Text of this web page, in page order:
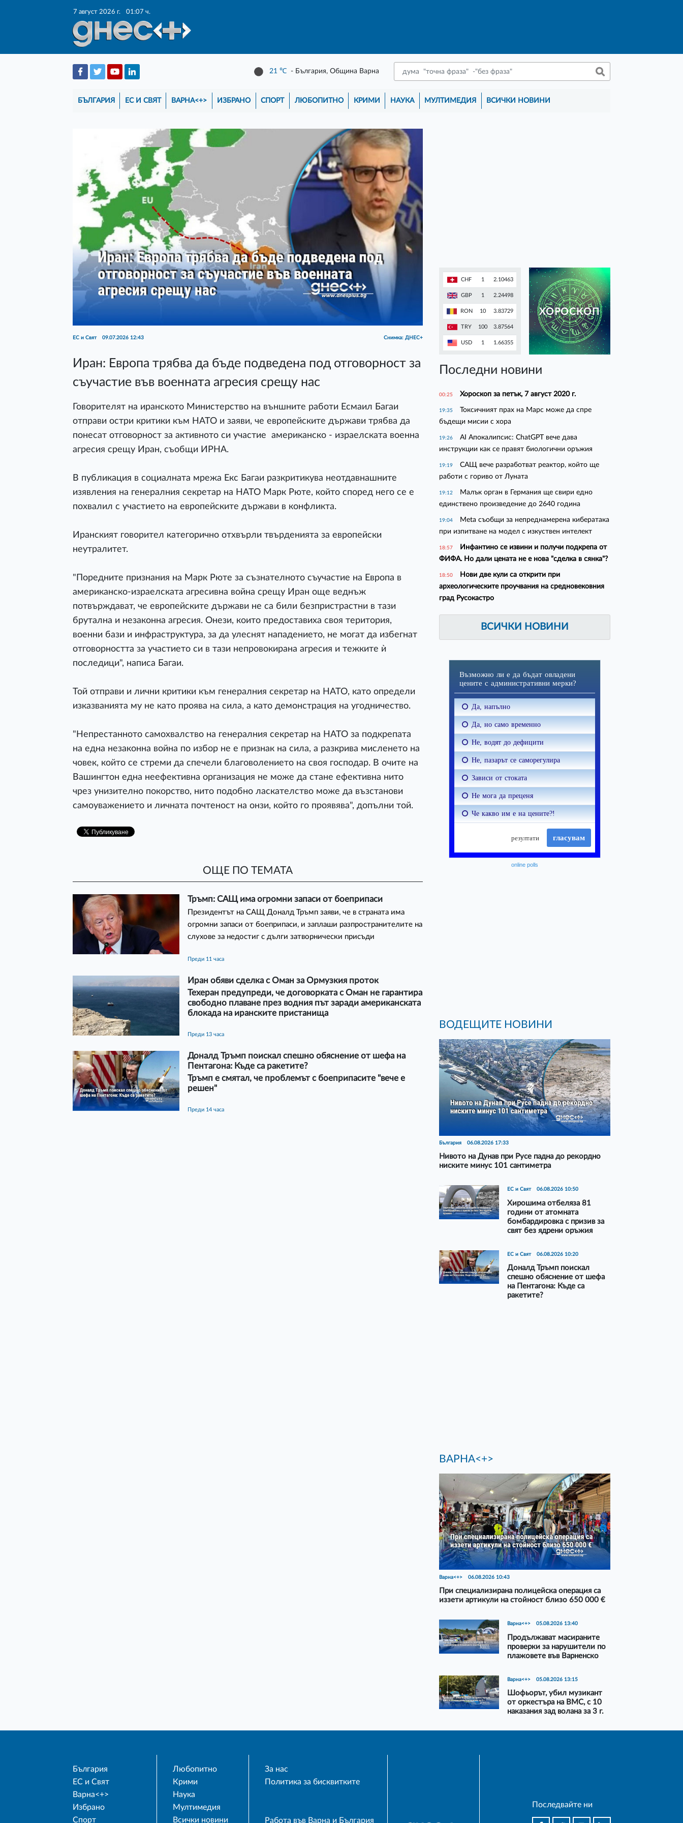
7 август 2026 г. 01:07 ч.
21 ℃ - България, Община Варна
БЪЛГАРИЯ ЕС И СВЯТ ВАРНА<+> ИЗБРАНО СПОРТ ЛЮБОПИТНО КРИМИ НАУКА МУЛТИМЕДИЯ ВСИЧКИ НОВИНИ
ЕС и Свят 09.07.2026 12:43 Снимка: ДНЕС+
Иран: Европа трябва да бъде подведена под отговорност за
съучастие във военната агресия срещу нас
Говорителят на иранското Министерство на външните работи Есмаил Багаи
отправи остри критики към НАТО и заяви, че европейските държави трябва да
понесат отговорност за активното си участие американско - израелската военна
агресия срещу Иран, съобщи ИРНА.
В публикация в социалната мрежа Екс Багаи разкритикува неотдавнашните
изявления на генералния секретар на НАТО Марк Рюте, който според него се е
похвалил с участието на европейските държави в конфликта.
Иранският говорител категорично отхвърли твърденията за европейски
неутралитет.
"Поредните признания на Марк Рюте за съзнателното съучастие на Европа в
американско-израелската агресивна война срещу Иран още веднъж
потвърждават, че европейските държави не са били безпристрастни в тази
брутална и незаконна агресия. Онези, които предоставиха своя територия,
военни бази и инфраструктура, за да улеснят нападението, не могат да избегнат
отговорността за участието си в тази непровокирана агресия и тежките ѝ
последици", написа Багаи.
Той отправи и лични критики към генералния секретар на НАТО, като определи
изказванията му не като проява на сила, а като демонстрация на угодничество.
"Непрестанното самохвалство на генералния секретар на НАТО за подкрепата
на една незаконна война по избор не е признак на сила, а разкрива мисленето на
човек, който се стреми да спечели благоволението на своя господар. В очите на
Вашингтон една неефективна организация не може да стане ефективна нито
чрез унизително покорство, нито подобно ласкателство може да възстанови
самоуважението и личната почтеност на онзи, който го проявява", допълни той.
ОЩЕ ПО ТЕМАТА
Тръмп: САЩ има огромни запаси от боеприпаси
Президентът на САЩ Доналд Тръмп заяви, че в страната има
огромни запаси от боеприпаси, и заплаши разпространителите на
слухове за недостиг с дълги затворнически присъди
преди 11 часа
Иран обяви сделка с Оман за Ормузкия проток
Техеран предупреди, че договорката с Оман не гарантира
свободно плаване през водния път заради американската
блокада на иранските пристанища
преди 13 часа
Доналд Тръмп поискал спешно обяснение от шефа на
Пентагона: Къде са ракетите?
Тръмп е смятал, че проблемът с боеприпасите "вече е
решен"
преди 14 часа
CHF 1 2.10463
GBP 1 2.24498
RON 10 3.83729
TRY 100 3.87564
USD 1 1.66355
ХОРОСКОП
Последни новини
00:25 Хороскоп за петък, 7 август 2020 г.
19:35
Токсичният прах на Марс може да спре
бъдещи мисии с хора
19:26
AI Апокалипсис: ChatGPT вече дава
инструкции как се правят биологични оръжия
19:19
САЩ вече разработват реактор, който ще
работи с гориво от Луната
19:12
Малък орган в Германия ще свири едно
единствено произведение до 2640 година
19:04
Meta съобщи за непреднамерена кибератака
при изпитване на модел с изкуствен интелект
18:57
Инфантино се извини и получи подкрепа от
ФИФА. Но дали цената не е нова "сделка в сянка"?
18:50
Нови две кули са открити при
археологическите проучвания на средновековния
град Русокастро
ВСИЧКИ НОВИНИ
online polls
ВОДЕЩИТЕ НОВИНИ
България 06.08.2026 17:33
Нивото на Дунав при Русе падна до рекордно
ниските минус 101 сантиметра
ЕС и Свят 06.08.2026 10:50
Хирошима отбеляза 81
години от атомната
бомбардировка с призив за
свят без ядрени оръжия
ЕС и Свят 06.08.2026 10:20
Доналд Тръмп поискал
спешно обяснение от шефа
на Пентагона: Къде са
ракетите?
ВАРНА<+>
Варна<+> 06.08.2026 10:43
При специализирана полицейска операция са
иззети артикули на стойност близо 650 000 €
Варна<+> 05.08.2026 13:40
Продължават масираните
проверки за нарушители по
плажовете във Варненско
Варна<+> 05.08.2026 13:15
Шофьорът, убил музикант
от оркестъра на ВМС, с 10
наказания зад волана за 3 г.
България
ЕС и Свят
Варна<+>
Избрано
Спорт
Любопитно
Крими
Наука
Мултимедия
Всички новини
За нас
Политика за бисквитките
Работа във Варна и България
Последвайте ни